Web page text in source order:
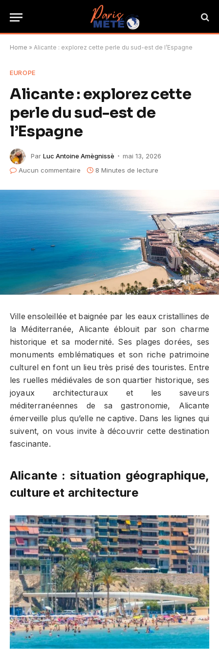
Home » Alicante : explorez cette perle du sud-est de l’Espagne
EUROPE
Alicante : explorez cette
perle du sud-est de
l’Espagne
Par Luc Antoine Amègnissè
mai 13, 2026
Aucun commentaire
8 Minutes de lecture
Ville ensoleillée et baignée par les eaux cristallines de
la Méditerranée, Alicante éblouit par son charme
historique et sa modernité. Ses plages dorées, ses
monuments emblématiques et son riche patrimoine
culturel en font un lieu très prisé des touristes. Entre
les ruelles médiévales de son quartier historique, ses
joyaux architecturaux et les saveurs
méditerranéennes de sa gastronomie, Alicante
émerveille plus qu’elle ne captive. Dans les lignes qui
suivent, on vous invite à découvrir cette destination
fascinante.
Alicante : situation géographique,
culture et architecture